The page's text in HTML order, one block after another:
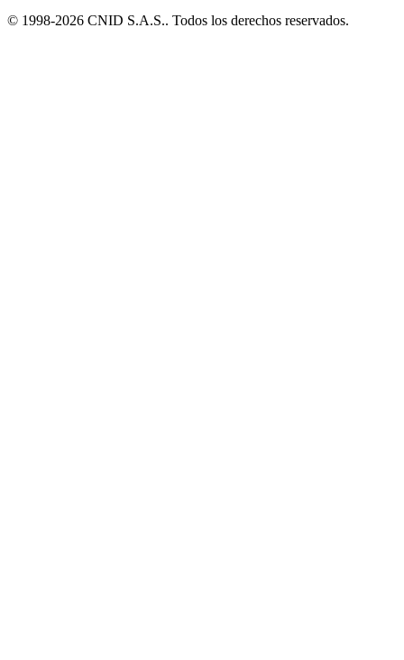
© 1998-2026 CNID S.A.S.. Todos los derechos reservados.